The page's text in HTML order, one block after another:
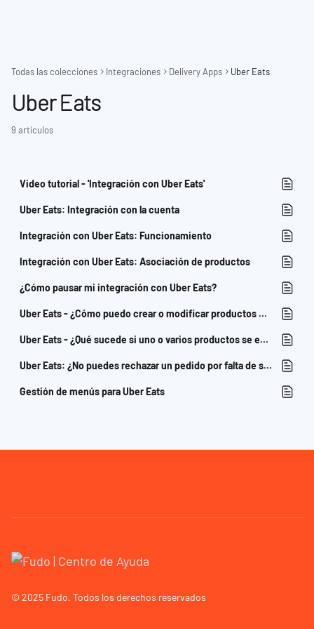
Todas las colecciones Integraciones Delivery Apps Uber Eats
Uber Eats
9 artículos
Video tutorial - 'Integración con Uber Eats'
Uber Eats: Integración con la cuenta
Integración con Uber Eats: Funcionamiento
Integración con Uber Eats: Asociación de productos
¿Cómo pausar mi integración con Uber Eats?
Uber Eats - ¿Cómo puedo crear o modificar productos en mi tienda?
Uber Eats - ¿Qué sucede si uno o varios productos se encuentran mal asociados/vinculados con los productos de Fudo?
Uber Eats: ¿No puedes rechazar un pedido por falta de stock?
Gestión de menús para Uber Eats
© 2025 Fudo. Todos los derechos reservados